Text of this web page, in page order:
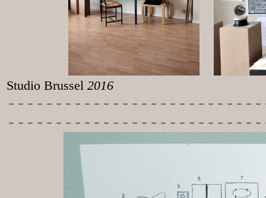
Studio Brussel 2016
-----------